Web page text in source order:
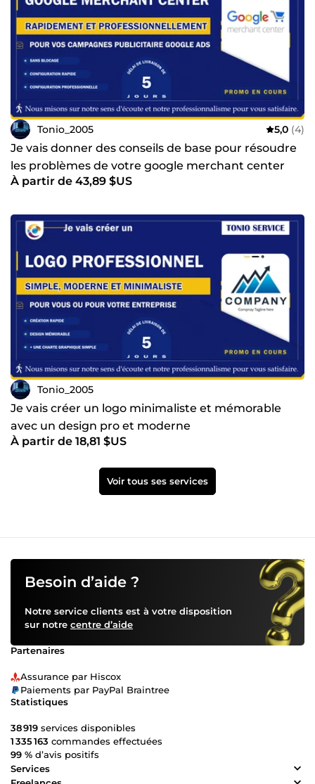
Tonio_2005 5,0 (4)
Je vais donner des conseils de base pour résoudre
les problèmes de votre google merchant center
À partir de 43,89 $US
Tonio_2005
Je vais créer un logo minimaliste et mémorable
avec un design pro et moderne
À partir de 18,81 $US
Voir tous ses services
Besoin d’aide ?
Notre service clients est à votre disposition
sur notre centre d’aide
Partenaires
Assurance par Hiscox
Paiements par PayPal Braintree
Statistiques
38 919 services disponibles
1 335 163 commandes effectuées
99 % d’avis positifs
Services